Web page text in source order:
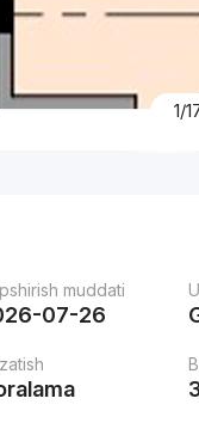
1/
muddati
07-26